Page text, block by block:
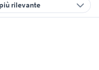
rilevante